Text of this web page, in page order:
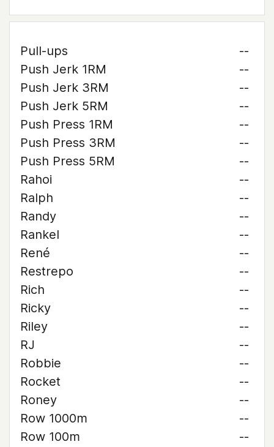
Pull-ups
--
Push Jerk 1RM
--
Push Jerk 3RM
--
Push Jerk 5RM
--
Push Press 1RM
--
Push Press 3RM
--
Push Press 5RM
--
Rahoi
--
Ralph
--
Randy
--
Rankel
--
René
--
Restrepo
--
Rich
--
Ricky
--
Riley
--
RJ
--
Robbie
--
Rocket
--
Roney
--
Row 1000m
--
Row 100m
--